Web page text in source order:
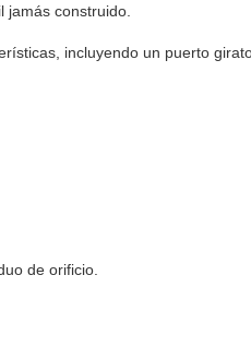
construido.
incluyendo un puerto
de orificio.